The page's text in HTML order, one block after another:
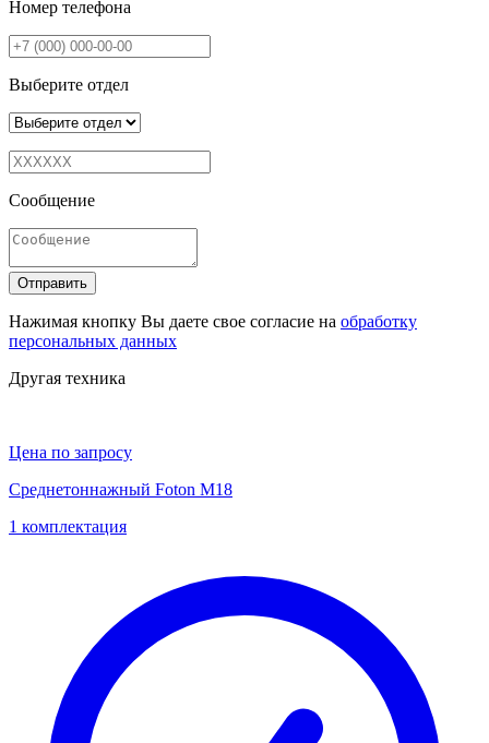
Номер телефона
Выберите отдел
Сообщение
Отправить
Нажимая кнопку Вы даете свое согласие на обработку
персональных данных
Другая техника
Цена по запросу
Среднетоннажный Foton M18
1 комплектация